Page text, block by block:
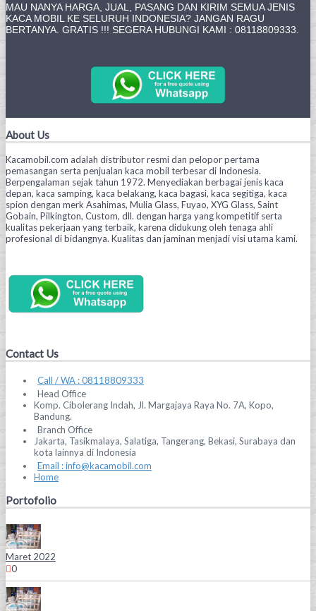
MAU NANYA HARGA, JUAL, PASANG DAN KIRIM SEMUA JENIS
KACA MOBIL KE SELURUH INDONESIA? JANGAN RAGU
BERTANYA. GRATIS !!! SEGERA HUBUNGI KAMI : 08118809333.
About Us
Kacamobil.com adalah distributor resmi dan pelopor pertama
pemasangan serta penjualan kaca mobil terbesar di Indonesia.
Berpengalaman sejak tahun 1972. Menyediakan berbagai jenis kaca
depan, kaca samping, kaca belakang, kaca bagasi, kaca segitiga, kaca
spion dengan merk Asahimas, Mulia Glass, Fuyao, XYG Glass, Saint
Gobain, Pilkington, Custom, dll. dengan harga yang kompetitif serta
kualitas pekerjaan yang terbaik, karena didukung oleh tenaga ahli
profesional di bidangnya. Kualitas dan jaminan menjadi visi utama kami.
Contact Us
Call / WA : 08118809333
Head Office
Komp. Cibolerang Indah, Jl. Margajaya Raya No. 7A, Kopo,
Bandung.
Branch Office
Jakarta, Tasikmalaya, Salatiga, Tangerang, Bekasi, Surabaya dan
kota lainnya di Indonesia
Email : info@kacamobil.com
Home
Portofolio
Maret 2022
0